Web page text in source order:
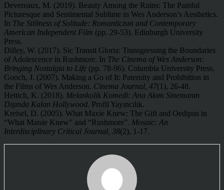
Devereaux, M. (2019). Beauty Among the Ruins: The Painful
Picturesque and Sentimental Sublime in Wes Anderson’s Aesthetics.
In The Stillness of Solitude: Romanticism and Contemporary
American Independent Film (pp. 29-53). Edinburgh University
Press.
Dilley, W. (2017). Sic Transit Gloria: Transgressing the Boundaries
of Adolescence in Rushmore. In The Cinema of Wes Anderson:
Bringing Nostalgia to Life (pp. 78-96). Columbia University Press.
Gooch, J. (2007). Making a Go of It: Paternity and Prohibition in
the Films of Wes Anderson. Cinema Journal, 47(1), 26-48.
Hettich, K. (2018). Melankolik Komedi: Ana Akım Sinemanın
Dışında Kalan Hollywood. Profil Yayıncılık.
Kreisel, D. (2005). What Maxie Knew: The Gift and Oedipus in
“What Maisie Knew” and “Rushmore”. Mosaic: An
Interdisciplinary Critical Journal, 38(2), 1-17.